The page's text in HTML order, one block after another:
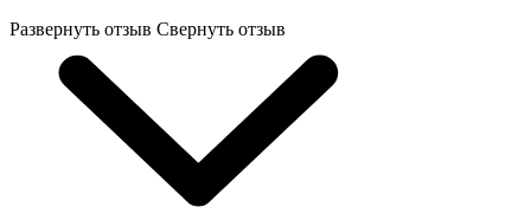
Развернуть отзыв Свернуть отзыв